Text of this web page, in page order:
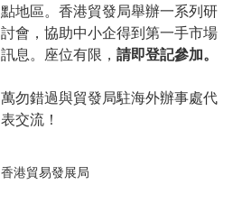
點地區。香港貿發局舉辦一系列研
討會，協助中小企得到第一手市場
訊息。座位有限， 請即登記參加。
萬勿錯過與貿發局駐海外辦事處代
表交流！
香港貿易發展局